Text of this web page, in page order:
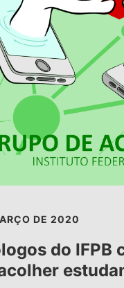
DE 2020
do IFPB